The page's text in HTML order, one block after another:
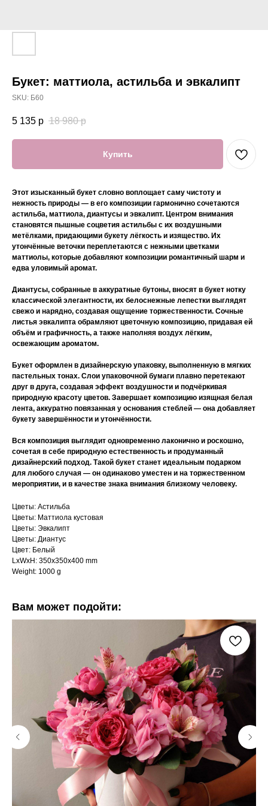
Букет: маттиола, астильба и эвкалипт
SKU: Б60
5 135 р 18 980 р
Купить
Этот изысканный букет словно воплощает саму чистоту и
нежность природы — в его композиции гармонично сочетаются
астильба, маттиола, диантусы и эвкалипт. Центром внимания
становятся пышные соцветия астильбы с их воздушными
метёлками, придающими букету лёгкость и изящество. Их
утончённые веточки переплетаются с нежными цветками
маттиолы, которые добавляют композиции романтичный шарм и
едва уловимый аромат.
Диантусы, собранные в аккуратные бутоны, вносят в букет нотку
классической элегантности, их белоснежные лепестки выглядят
свежо и нарядно, создавая ощущение торжественности. Сочные
листья эвкалипта обрамляют цветочную композицию, придавая ей
объём и графичность, а также наполняя воздух лёгким,
освежающим ароматом.
Букет оформлен в дизайнерскую упаковку, выполненную в мягких
пастельных тонах. Слои упаковочной бумаги плавно перетекают
друг в друга, создавая эффект воздушности и подчёркивая
природную красоту цветов. Завершает композицию изящная белая
лента, аккуратно повязанная у основания стеблей — она добавляет
букету завершённости и утончённости.
Вся композиция выглядит одновременно лаконично и роскошно,
сочетая в себе природную естественность и продуманный
дизайнерский подход. Такой букет станет идеальным подарком
для любого случая — он одинаково уместен и на торжественном
мероприятии, и в качестве знака внимания близкому человеку.
Цветы: Астильба
Цветы: Маттиола кустовая
Цветы: Эвкалипт
Цветы: Диантус
Цвет: Белый
LxWxH: 350x350x400 mm
Weight: 1000 g
Вам может подойти: